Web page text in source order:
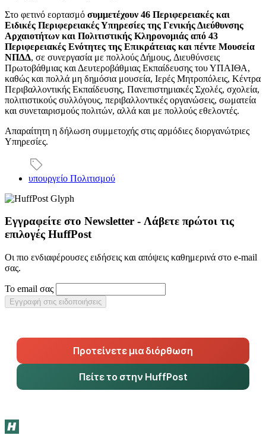
Στο φετινό εορτασμό συμμετέχουν 46 Περιφερειακές και
Ειδικές Περιφερειακές Υπηρεσίες της Γενικής Διεύθυνσης
Αρχαιοτήτων και Πολιτιστικής Κληρονομιάς από 43
Περιφερειακές Ενότητες της Επικράτειας και πέντε Μουσεία
ΝΠΔΔ, σε συνεργασία με πολλούς Δήμους, Διευθύνσεις
Πρωτοβάθμιας και Δευτεροβάθμιας Εκπαίδευσης του ΥΠΑΙΘΑ,
καθώς και πολλά μη δημόσια μουσεία, Ιερές Μητροπόλεις, Κέντρα
Περιβαλλοντικής Εκπαίδευσης, Πανεπιστημιακές Σχολές, σχολεία,
πολιτιστικούς συλλόγους, περιβαλλοντικές οργανώσεις, σωματεία
και συνεταιρισμούς πολιτών, αλλά και με πολλούς εθελοντές.
Απαραίτητη η δήλωση συμμετοχής στις αρμόδιες διοργανώτριες
Υπηρεσίες.
υπουργείο Πολιτισμού
Εγγραφείτε στο Newsletter - Λάβετε πρώτοι τις
επιλογές HuffPost
Οι πιο ενδιαφέρουσες ειδήσεις και απόψεις καθημερινά στο e-mail
σας.
Το email σας
Εγγραφή στις ειδοποιήσεις
Προτείνετε μια διόρθωση
Πείτε το στην HuffPost